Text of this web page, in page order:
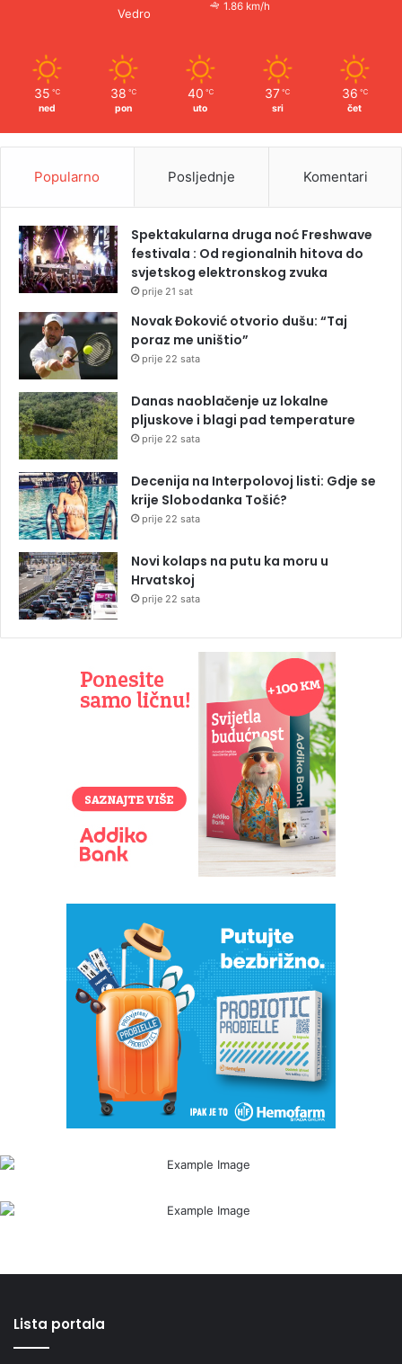
Vedro
1.86 km/h
35 ℃
ned
38 ℃
pon
40 ℃
uto
37 ℃
sri
36 ℃
čet
Popularno Posljednje Komentari
Spektakularna druga noć Freshwave
festivala : Od regionalnih hitova do
svjetskog elektronskog zvuka
prije 21 sat
Novak Đoković otvorio dušu: “Taj
poraz me uništio”
prije 22 sata
Danas naoblačenje uz lokalne
pljuskove i blagi pad temperature
prije 22 sata
Decenija na Interpolovoj listi: Gdje se
krije Slobodanka Tošić?
prije 22 sata
Novi kolaps na putu ka moru u
Hrvatskoj
prije 22 sata
Lista portala